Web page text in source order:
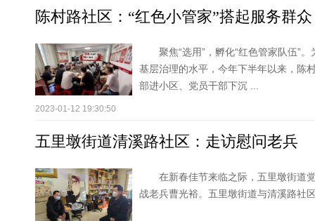
陈村路社区：“红色小管家”搭起服务群众
聚焦“选用”，孵化“红色管家队伍”
基层治理的水平，今年下半年以来，陈
部进小区、党员干部下沉 ...
2023-01-12 19:30:50
五里墩街道清溪路社区：走访慰问老兵
在新春佳节来临之际，五里墩街道
战老兵曹光裕。五里墩街道与清溪路社